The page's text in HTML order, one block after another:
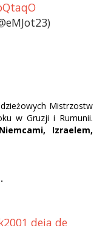
Mistrzostw
w Gruzji i Rumunii.
Izraelem,
deja de